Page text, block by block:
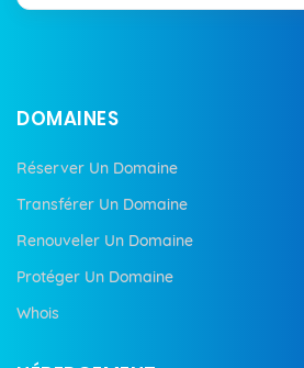
DOMAINES
Réserver Un Domaine
Transférer Un Domaine
Renouveler Un Domaine
Protéger Un Domaine
Whois